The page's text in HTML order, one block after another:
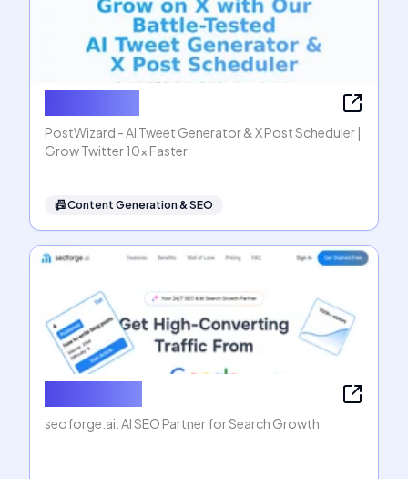
PostWizard - AI Tweet Generator & X Post Scheduler |
Grow Twitter 10x Faster
📠Content Generation & SEO
seoforge.ai: AI SEO Partner for Search Growth